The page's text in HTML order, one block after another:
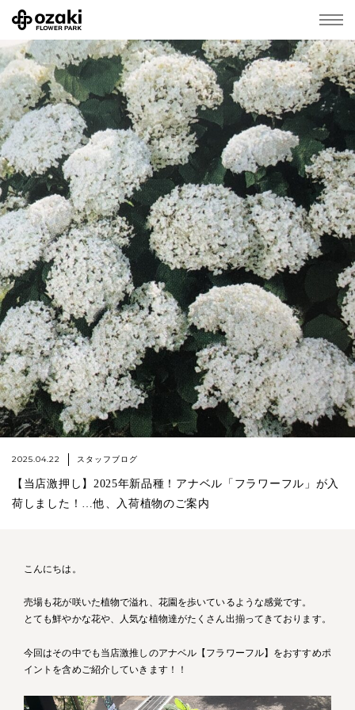
2025.04.22 スタッフブログ
【当店激押し】2025年新品種！アナベル「フラワーフル」が入
荷しました！…他、入荷植物のご案内
こんにちは。
売場も花が咲いた植物で溢れ、花園を歩いているような感覚です。
とても鮮やかな花や、人気な植物達がたくさん出揃ってきております。
今回はその中でも当店激推しのアナベル【フラワーフル】をおすすめポ
イントを含めご紹介していきます！！